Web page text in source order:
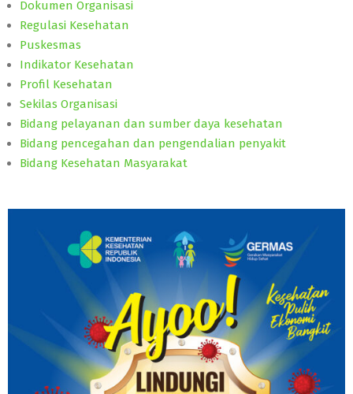
Dokumen Organisasi
Regulasi Kesehatan
Puskesmas
Indikator Kesehatan
Profil Kesehatan
Sekilas Organisasi
Bidang pelayanan dan sumber daya kesehatan
Bidang pencegahan dan pengendalian penyakit
Bidang Kesehatan Masyarakat